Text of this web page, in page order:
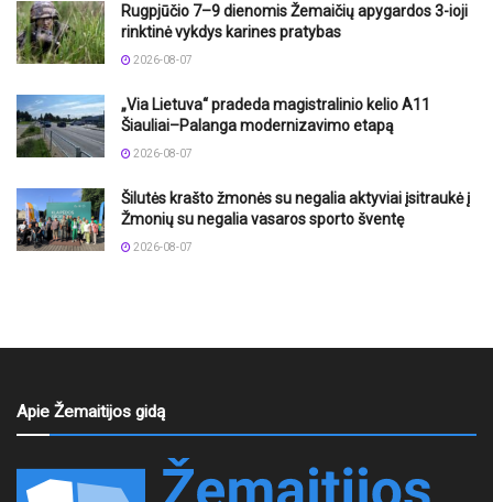
Rugpjūčio 7–9 dienomis Žemaičių apygardos 3-ioji
rinktinė vykdys karines pratybas
2026-08-07
„Via Lietuva“ pradeda magistralinio kelio A11
Šiauliai–Palanga modernizavimo etapą
2026-08-07
Šilutės krašto žmonės su negalia aktyviai įsitraukė į
Žmonių su negalia vasaros sporto šventę
2026-08-07
Apie Žemaitijos gidą